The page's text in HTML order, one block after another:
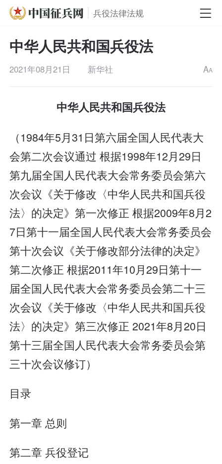
兵役法律法规
中华人民共和国兵役法
2021年08月21日 新华社 AA
中华人民共和国兵役法
（1984年5月31日第六届全国人民代表大
会第二次会议通过 根据1998年12月29日
第九届全国人民代表大会常务委员会第六
次会议《关于修改〈中华人民共和国兵役
法〉的决定》第一次修正 根据2009年8月2
7日第十一届全国人民代表大会常务委员会
第十次会议《关于修改部分法律的决定》
第二次修正 根据2011年10月29日第十一
届全国人民代表大会常务委员会第二十三
次会议《关于修改〈中华人民共和国兵役
法〉的决定》第三次修正 2021年8月20日
第十三届全国人民代表大会常务委员会第
三十次会议修订）
目录
第一章 总则
第二章 兵役登记